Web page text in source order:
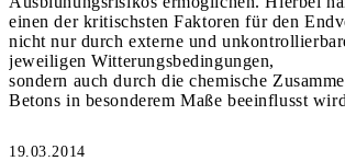
einen der kritischsten Faktoren für den
nicht nur durch externe und
jeweiligen Witterungsbedingungen,
sondern auch durch die chemische
19.03.2014